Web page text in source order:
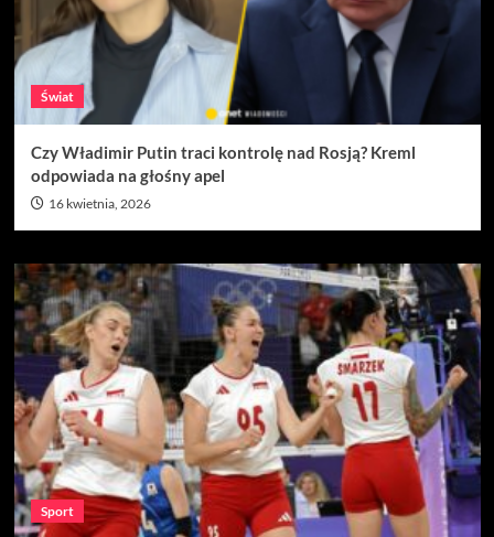
Świat
Czy Władimir Putin traci kontrolę nad Rosją? Kreml
odpowiada na głośny apel
16 kwietnia, 2026
Sport